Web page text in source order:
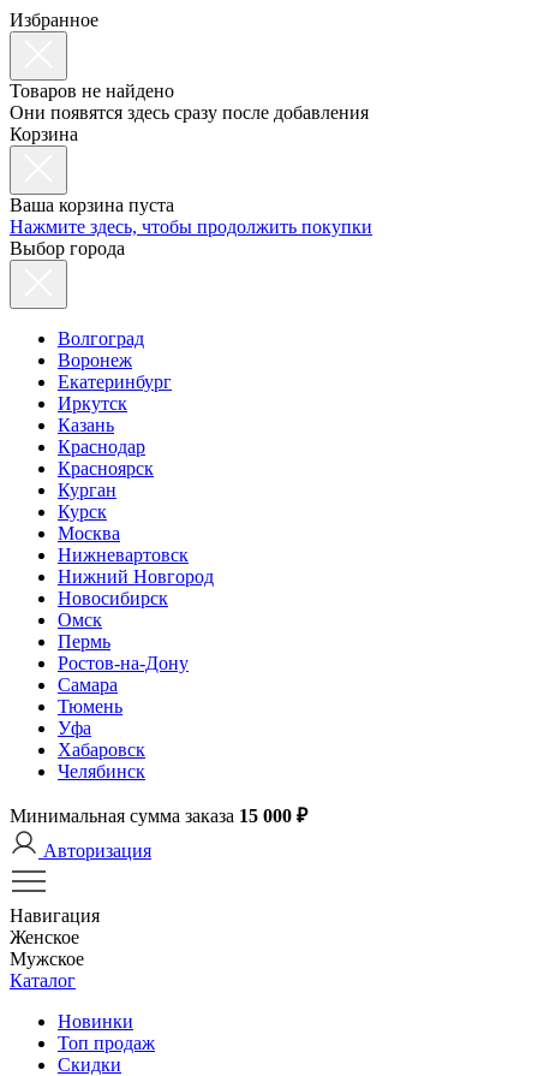
Избранное
Товаров не найдено
Они появятся здесь сразу после добавления
Корзина
Ваша корзина пуста
Нажмите здесь, чтобы продолжить покупки
Выбор города
Волгоград
Воронеж
Екатеринбург
Иркутск
Казань
Краснодар
Красноярск
Курган
Курск
Москва
Нижневартовск
Нижний Новгород
Новосибирск
Омск
Пермь
Ростов-на-Дону
Самара
Тюмень
Уфа
Хабаровск
Челябинск
Минимальная сумма заказа 15 000 ₽
Авторизация
Навигация
Женское
Мужское
Каталог
Новинки
Топ продаж
Скидки